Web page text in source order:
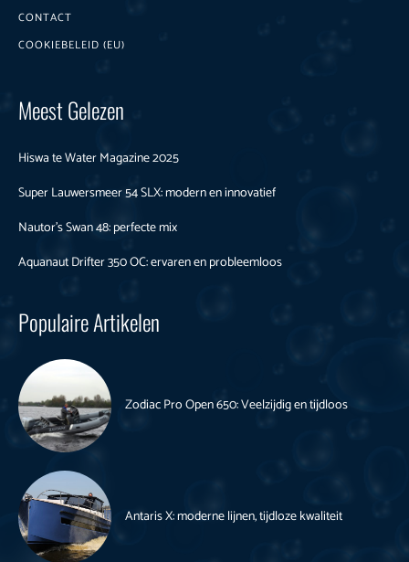
CONTACT
COOKIEBELEID (EU)
Meest Gelezen
Hiswa te Water Magazine 2025
Super Lauwersmeer 54 SLX: modern en innovatief
Nautor’s Swan 48: perfecte mix
Aquanaut Drifter 350 OC: ervaren en probleemloos
Populaire Artikelen
Zodiac Pro Open 650: Veelzijdig en tijdloos
Antaris X: moderne lijnen, tijdloze kwaliteit